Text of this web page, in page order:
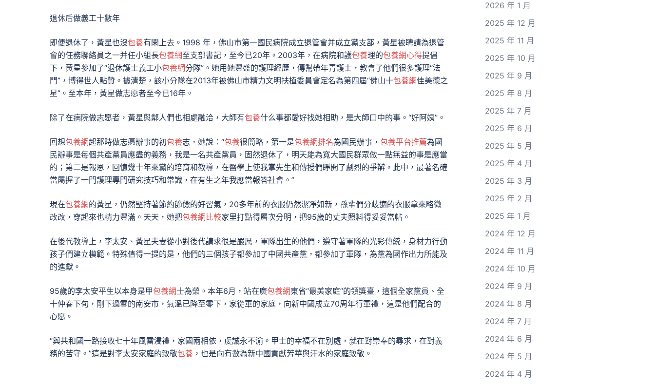
退休后做義工十數年
即便退休了，黃星也沒包養有閑上去。1998 年，佛山市第一國民病院成立退管會并成立黨支部，黃星被聘請為退管
會的任務聯絡員之一并任小組長包養網至支部書記，至今已20年。2003年，在病院和護包養理的包養網心得提倡
下，黃星參加了“退休護士義工小包養網分隊”。她用她豐盛的護理經歷，傳幫帶年青護士，教會了他們很多護理“法
門”，博得世人點贊。據清楚，該小分隊在2013年被佛山市精力文明扶植委員會定名為第四屆“佛山十包養網佳美德之
星”。至本年，黃星做志愿者至今已16年。
除了在病院做志愿者，黃星與鄰人們也相處融洽，大師有包養什么事都愛好找她相助，是大師口中的事。“好阿姨”。
回想包養網起那時做志愿辦事的初包養志，她說：“包養很簡略，第一是包養網排名為國民辦事， 包養平台推薦為國
民辦事是每個共產黨員應盡的義務，我是一名共產黨員，固然退休了，明天能為寬大國民群眾做一點無益的事是應當
的；第二是報恩，回憶幾十年來黨的培育和教導，在醫學上使我掌先生和傳授們睜開了劇烈的爭辯。此中，最著名確
當屬握了一門護理專門研究技巧和常識，在有生之年我應當報答社會。”
現在包養網的黃星，仍然堅持著節約節儉的好習氣，20多年前的衣服仍然潔凈如新，孫輩們分歧適的衣服拿來略微
改改，穿起來也精力豐滿。天天，她把包養網比較家里打點得層次分明，把95歲的丈夫照料得妥妥當帖。
在後代教導上，李太安、黃星夫妻從小對後代請求很是嚴厲，軍隊出生的他們，遵守著軍隊的光彩傳統，身材力行動
孩子們建立模範。特殊值得一提的是，他們的三個孩子都參加了中國共產黨，都參加了軍隊，為黨為國作出力所能及
的進獻。
95歲的李太安平生以本身是甲包養網士為榮。本年6月，站在廣包養網東省“最美家庭”的領獎臺，這個全家黨員、全
十仲春下旬，剛下過雪的南安市，氣溫已降至零下，家從軍的家庭，向新中國成立70周年行軍禮，這是他們配合的
心愿。
“與共和國一路接收七十年風雷浸禮，家國兩相依，虔誠永不渝。甲士的幸福不在別處，就在對崇奉的尋求，在對義
務的苦守。”這是對李太安家庭的致敬包養 ，也是向有數為新中國貢獻芳華與汗水的家庭致敬。
2026 年 1 月
2025 年 12 月
2025 年 11 月
2025 年 10 月
2025 年 9 月
2025 年 8 月
2025 年 7 月
2025 年 6 月
2025 年 5 月
2025 年 4 月
2025 年 3 月
2025 年 2 月
2025 年 1 月
2024 年 12 月
2024 年 11 月
2024 年 10 月
2024 年 9 月
2024 年 8 月
2024 年 7 月
2024 年 6 月
2024 年 5 月
2024 年 4 月